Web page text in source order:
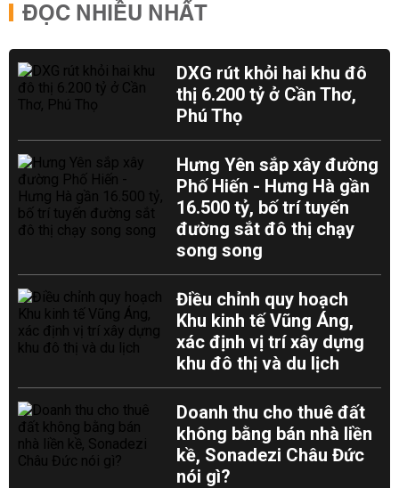
ĐỌC NHIỀU NHẤT
DXG rút khỏi hai khu đô
thị 6.200 tỷ ở Cần Thơ,
Phú Thọ
Hưng Yên sắp xây đường
Phố Hiến - Hưng Hà gần
16.500 tỷ, bố trí tuyến
đường sắt đô thị chạy
song song
Điều chỉnh quy hoạch
Khu kinh tế Vũng Áng,
xác định vị trí xây dựng
khu đô thị và du lịch
Doanh thu cho thuê đất
không bằng bán nhà liền
kề, Sonadezi Châu Đức
nói gì?